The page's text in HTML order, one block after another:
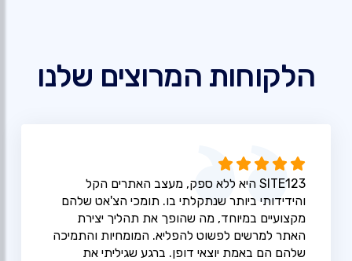
הלקוחות המרוצים שלנו
SITE123 היא ללא ספק, מעצב האתרים הקל
והידידותי ביותר שנתקלתי בו. תומכי הצ'אט שלהם
מקצועיים במיוחד, מה שהופך את תהליך יצירת
האתר למרשים לפשוט להפליא. המומחיות והתמיכה
שלהם הם באמת יוצאי דופן. ברגע שגיליתי את